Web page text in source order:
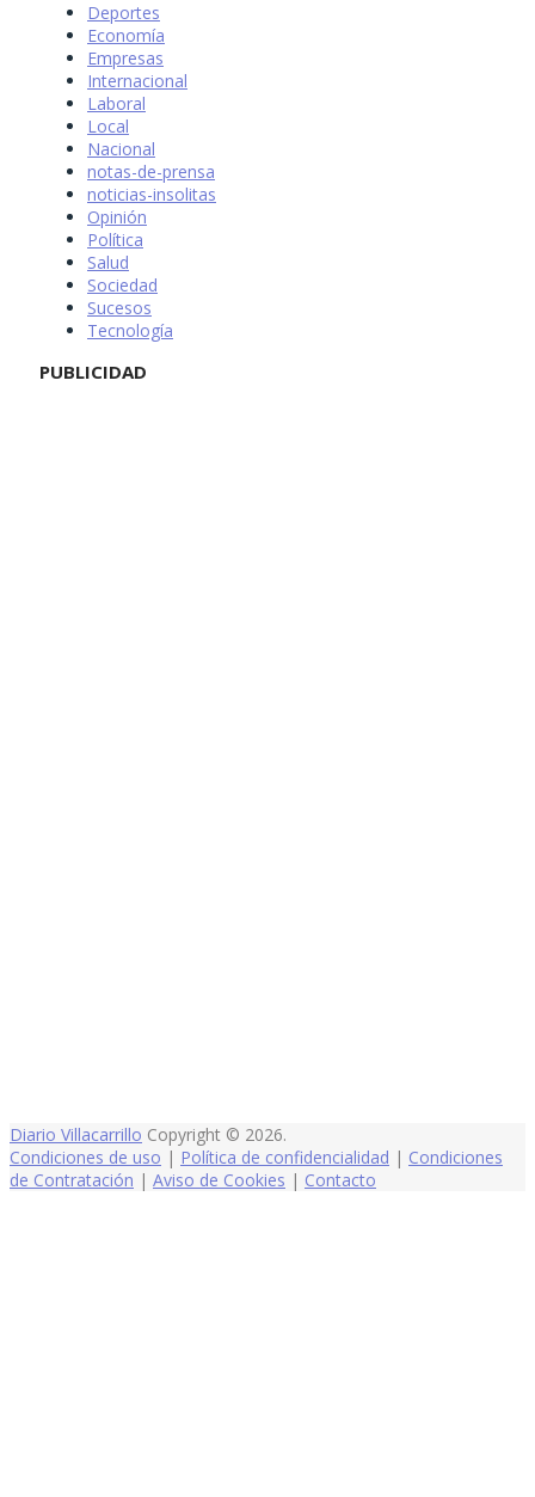
Deportes
Economía
Empresas
Internacional
Laboral
Local
Nacional
notas-de-prensa
noticias-insolitas
Opinión
Política
Salud
Sociedad
Sucesos
Tecnología
PUBLICIDAD
Diario Villacarrillo Copyright © 2026.
Condiciones de uso | Política de confidencialidad | Condiciones
de Contratación | Aviso de Cookies | Contacto